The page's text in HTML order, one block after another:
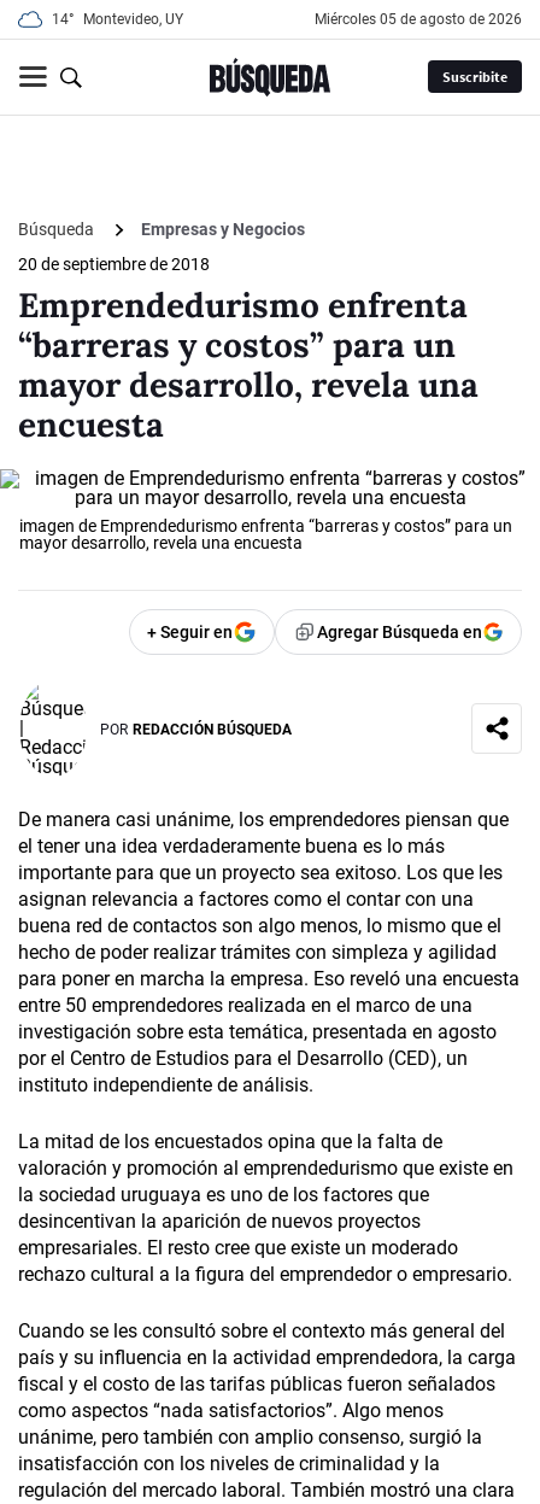
14° Montevideo, UY miércoles 05 de agosto de 2026
Suscribite
Búsqueda
Empresas y Negocios
20 de septiembre de 2018
Emprendedurismo enfrenta
“barreras y costos” para un
mayor desarrollo, revela una
encuesta
imagen de Emprendedurismo enfrenta “barreras y costos” para un
mayor desarrollo, revela una encuesta
+ Seguir en Agregar Búsqueda en
POR REDACCIÓN BÚSQUEDA
De manera casi unánime, los emprendedores piensan que
el tener una idea verdaderamente buena es lo más
importante para que un proyecto sea exitoso. Los que les
asignan relevancia a factores como el contar con una
buena red de contactos son algo menos, lo mismo que el
hecho de poder realizar trámites con simpleza y agilidad
para poner en marcha la empresa. Eso reveló una encuesta
entre 50 emprendedores realizada en el marco de una
investigación sobre esta temática, presentada en agosto
por el Centro de Estudios para el Desarrollo (CED), un
instituto independiente de análisis.
La mitad de los encuestados opina que la falta de
valoración y promoción al emprendedurismo que existe en
la sociedad uruguaya es uno de los factores que
desincentivan la aparición de nuevos proyectos
empresariales. El resto cree que existe un moderado
rechazo cultural a la figura del emprendedor o empresario.
Cuando se les consultó sobre el contexto más general del
país y su influencia en la actividad emprendedora, la carga
fiscal y el costo de las tarifas públicas fueron señalados
como aspectos “nada satisfactorios”. Algo menos
unánime, pero también con amplio consenso, surgió la
insatisfacción con los niveles de criminalidad y la
regulación del mercado laboral. También mostró una clara